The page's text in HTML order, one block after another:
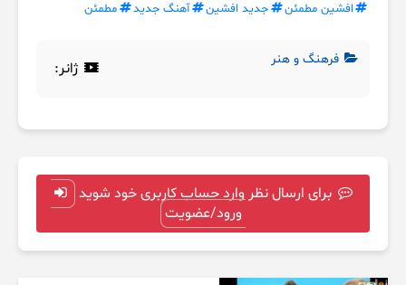
افشین مطمئن جدید افشین آهنگ جدید مطمئن
فرهنگ و هنر ژانر:
برای ارسال نظر وارد حساب کاربری خود شوید
ورود/عضویت